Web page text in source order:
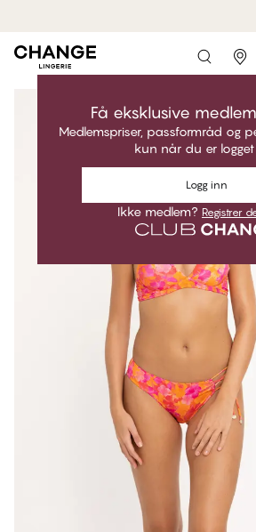
Få eksklusive
Medlemspriser, passformråd og
kun når du er logget
Logg inn
Ikke medlem? Registrer